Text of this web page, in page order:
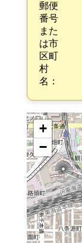
郵便
番号
また
は市
区町
村
名：
+
−